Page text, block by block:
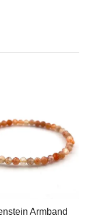
Armband